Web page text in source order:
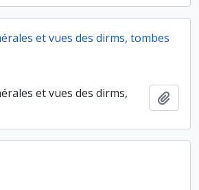
et vues des dirms, tombes
et vues des dirms,